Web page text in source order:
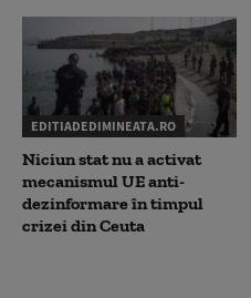
EDITIADEDIMINEATA.RO
Niciun stat nu a activat
mecanismul UE anti-
dezinformare în timpul
crizei din Ceuta